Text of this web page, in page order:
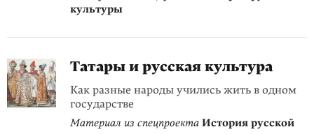
культуры
Татары и русская культура
Как разные народы учились жить в одном
государстве
Материал из спецпроекта История русской